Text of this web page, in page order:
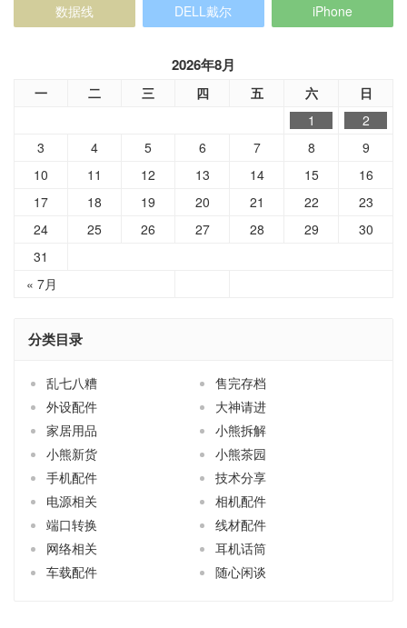
数据线 DELL戴尔 iPhone
2026年8月
一 二 三 四 五 六 日
« 7月
1
2
3
4 5 6 7 8
9
10
11 12 13 14 15
16
17
18 19 20 21 22
23
24
25 26 27 28 29
30
31
分类目录
乱七八糟
售完存档
外设配件
大神请进
家居用品
小熊拆解
小熊新货
小熊茶园
手机配件
技术分享
电源相关
相机配件
端口转换
线材配件
网络相关
耳机话筒
车载配件
随心闲谈